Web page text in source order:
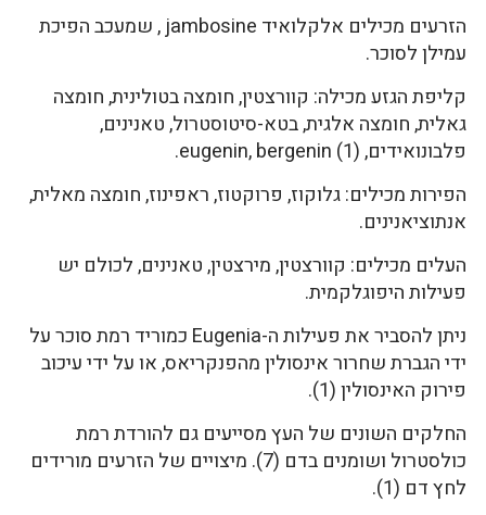
הזרעים מכילים אלקלואיד jambosine , שמעכב הפיכת
עמילן לסוכר.
קליפת הגזע מכילה: קוורצטין, חומצה בטולינית, חומצה
גאלית, חומצה אלגית, בטא-סיטוסטרול, טאנינים,
פלבונואידים, eugenin, bergenin (1).
הפירות מכילים: גלוקוז, פרוקטוז, ראפינוז, חומצה מאלית,
אנתוציאנינים.
העלים מכילים: קוורצטין, מירצטין, טאנינים, לכולם יש
פעילות היפוגלקמית.
ניתן להסביר את פעילות ה-Eugenia כמוריד רמת סוכר על
ידי הגברת שחרור אינסולין מהפנקריאס, או על ידי עיכוב
פירוק האינסולין (1).
החלקים השונים של העץ מסייעים גם להורדת רמת
כולסטרול ושומנים בדם (7). מיצויים של הזרעים מורידים
לחץ דם (1).